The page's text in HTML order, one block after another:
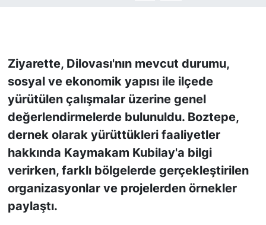
Ziyarette, Dilovası'nın mevcut durumu,
sosyal ve ekonomik yapısı ile ilçede
yürütülen çalışmalar üzerine genel
değerlendirmelerde bulunuldu. Boztepe,
dernek olarak yürüttükleri faaliyetler
hakkında Kaymakam Kubilay'a bilgi
verirken, farklı bölgelerde gerçekleştirilen
organizasyonlar ve projelerden örnekler
paylaştı.
RÖPORTAJLAR
BİYOGRAFİLER